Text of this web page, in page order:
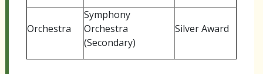
Orchestra
Symphony
Orchestra
(Secondary)
Silver Award